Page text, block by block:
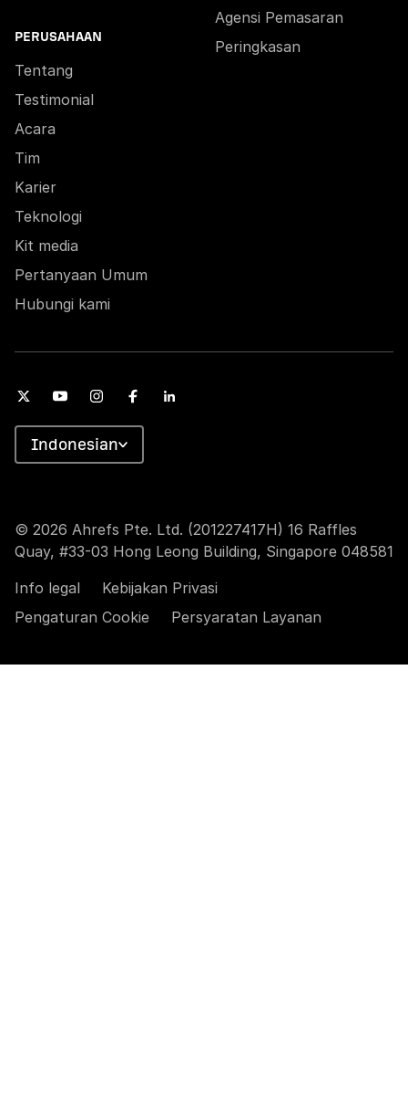
PERUSAHAAN
Tentang
Testimonial
Acara
Tim
Karier
Teknologi
Kit media
Pertanyaan Umum
Hubungi kami
Agensi Pemasaran
Peringkasan
© 2026 Ahrefs Pte. Ltd. (201227417H) 16 Raffles
Quay, #33-03 Hong Leong Building, Singapore 048581
Info legal
Kebijakan Privasi
Pengaturan Cookie
Persyaratan Layanan
Indonesian